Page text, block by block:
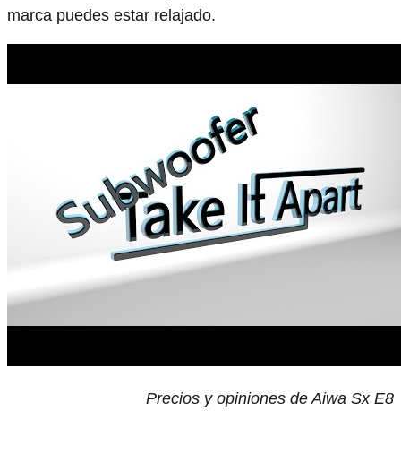
marca puedes estar relajado.
Precios y opiniones de Aiwa Sx E8